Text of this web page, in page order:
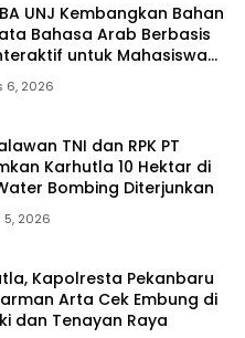
UNJ Kembangkan Bahan
Bahasa Arab Berbasis
untuk Mahasiswa
6, 2026
TNI dan RPK PT
Karhutla 10 Hektar di
Bombing Diterjunkan
2026
Kapolresta Pekanbaru
Arta Cek Embung di
dan Tenayan Raya